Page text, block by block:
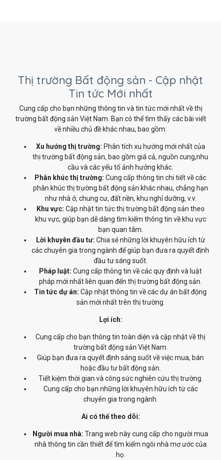
Thị trường Bất động sản - Cập nhật
Tin tức Mới nhất
Cung cấp cho bạn những thông tin và tin tức mới nhất về thị
trường bất động sản Việt Nam. Bạn có thể tìm thấy các bài viết
về nhiều chủ đề khác nhau, bao gồm:
Xu hướng thị trường: Phân tích xu hướng mới nhất của
thị trường bất động sản, bao gồm giá cả, nguồn cung,nhu
cầu và các yếu tố ảnh hưởng khác.
Phân khúc thị trường: Cung cấp thông tin chi tiết về các
phân khúc thị trường bất động sản khác nhau, chẳng hạn
như nhà ở, chung cư, đất nền, khu nghỉ dưỡng, v.v.
Khu vực: Cập nhật tin tức thị trường bất động sản theo
khu vực, giúp bạn dễ dàng tìm kiếm thông tin về khu vực
bạn quan tâm.
Lời khuyên đầu tư: Chia sẻ những lời khuyên hữu ích từ
các chuyên gia trong ngành để giúp bạn đưa ra quyết định
đầu tư sáng suốt.
Pháp luật: Cung cấp thông tin về các quy định và luật
pháp mới nhất liên quan đến thị trường bất động sản.
Tin tức dự án: Cập nhật thông tin về các dự án bất động
sản mới nhất trên thị trường.
Lợi ích:
Cung cấp cho bạn thông tin toàn diện và cập nhật về thị
trường bất động sản Việt Nam.
Giúp bạn đưa ra quyết định sáng suốt về việc mua, bán
hoặc đầu tư bất động sản.
Tiết kiệm thời gian và công sức nghiên cứu thị trường.
Cung cấp cho bạn những lời khuyên hữu ích từ các
chuyên gia trong ngành.
Ai có thể theo dõi:
Người mua nhà: Trang web này cung cấp cho người mua
nhà thông tin cần thiết để tìm kiếm ngôi nhà mơ ước của
họ.